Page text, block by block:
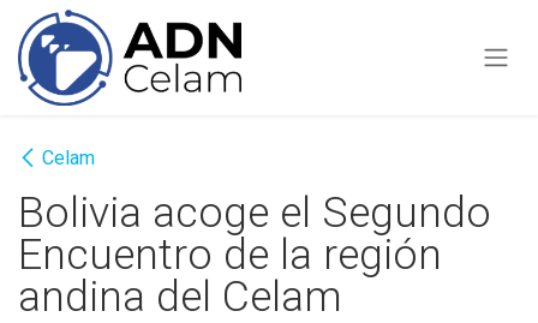
Ir al contenido
Celam
Bolivia acoge el Segundo
Encuentro de la región
andina del Celam